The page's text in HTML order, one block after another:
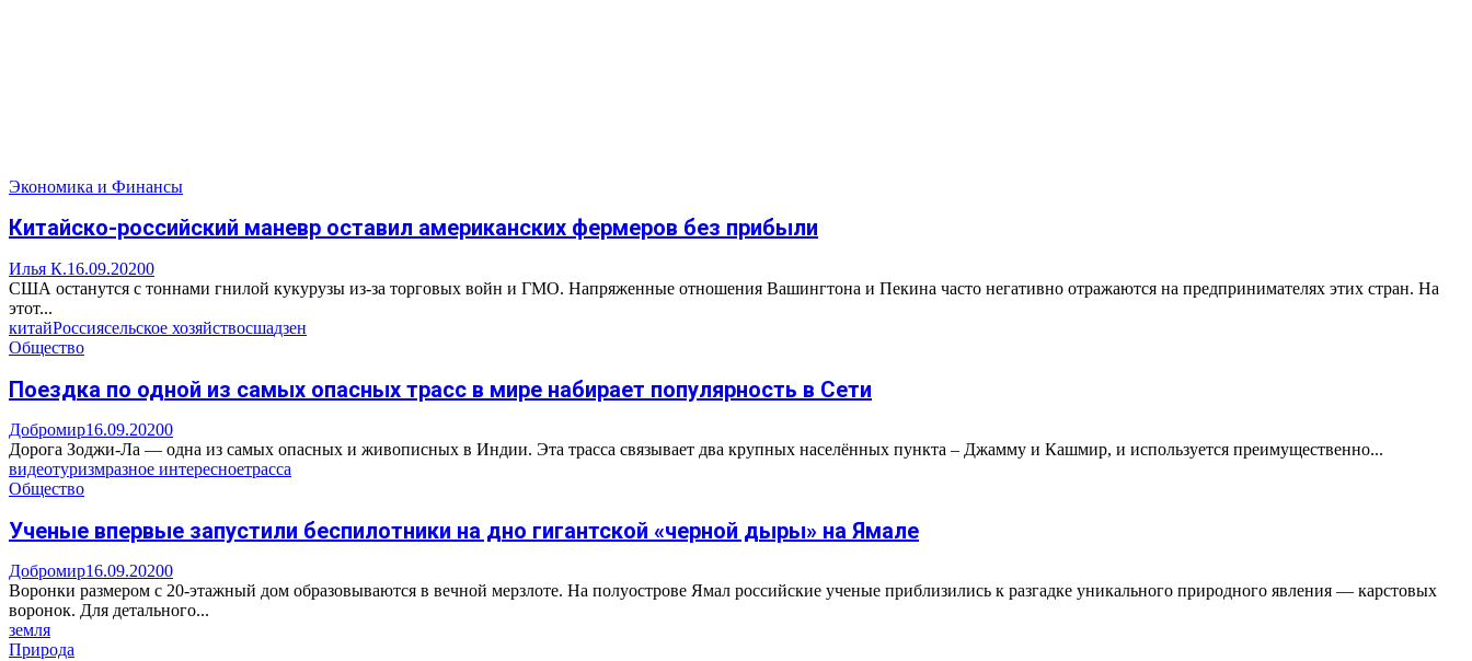
Экономика и Финансы
Китайско-российский маневр оставил американских фермеров без прибыли
Илья К.16.09.20200
США останутся с тоннами гнилой кукурузы из-за торговых войн и ГМО. Напряженные отношения Вашингтона и Пекина часто негативно отражаются на предпринимателях этих стран. На
этот...
китайРоссиясельское хозяйствосшадзен
Общество
Поездка по одной из самых опасных трасс в мире набирает популярность в Сети
Добромир16.09.20200
Дорога Зоджи-Ла — одна из самых опасных и живописных в Индии. Эта трасса связывает два крупных населённых пункта – Джамму и Кашмир, и используется преимущественно...
видеотуризмразное интересноетрасса
Общество
Ученые впервые запустили беспилотники на дно гигантской «черной дыры» на Ямале
Добромир16.09.20200
Воронки размером с 20-этажный дом образовываются в вечной мерзлоте. На полуострове Ямал российские ученые приблизились к разгадке уникального природного явления — карстовых
воронок. Для детального...
земля
Природа